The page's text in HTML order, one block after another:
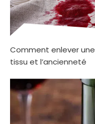
Comment enlever
tissu et l’ancienneté